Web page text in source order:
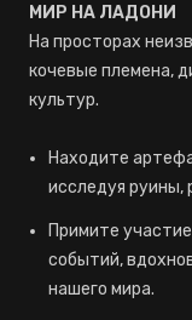
МИР НА ЛАДОНИ
На просторах
кочевые племена,
культур.
Находите
исследуя руины,
Примите
событий,
нашего мира.